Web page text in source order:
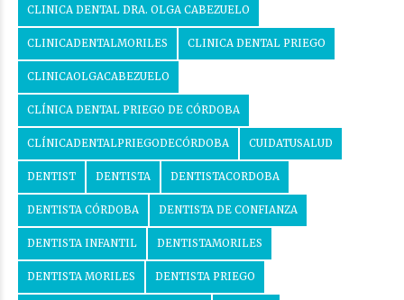
CLINICA DENTAL DRA. OLGA CABEZUELO
CLINICADENTALMORILES CLINICA DENTAL PRIEGO
CLINICAOLGACABEZUELO
CLÍNICA DENTAL PRIEGO DE CÓRDOBA
CLÍNICADENTALPRIEGODECÓRDOBA CUIDATUSALUD
DENTIST DENTISTA DENTISTACORDOBA
DENTISTA CÓRDOBA DENTISTA DE CONFIANZA
DENTISTA INFANTIL DENTISTAMORILES
DENTISTA MORILES DENTISTA PRIEGO